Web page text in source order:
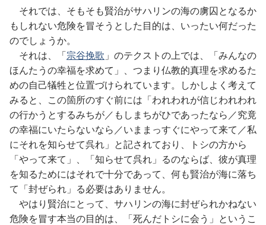
それでは、そもそも賢治がサハリンの海の虜囚となるか
もしれない危険を冒そうとした目的は、いったい何だった
のでしょうか。
それは、「 宗谷挽歌 」のテクストの上では、「みんなの
ほんたうの幸福を求めて」、つまり仏教的真理を求めるた
めの自己犠牲と位置づけられています。しかしよく考えて
みると、この箇所のすぐ前には「われわれが信じわれわれ
の行かうとするみちが／もしまちがひであったなら／究竟
の幸福にいたらないなら／いままっすぐにやって来て／私
にそれを知らせて呉れ」と記されており、トシの方から
「やって来て」、「知らせて呉れ」るのならば、彼が真理
を知るためにはそれで十分であって、何も賢治が海に落ち
て「封ぜられ」る必要はありません。
やはり賢治にとって、サハリンの海に封ぜられかねない
危険を冒す本当の目的は、「死んだトシに会う」というこ